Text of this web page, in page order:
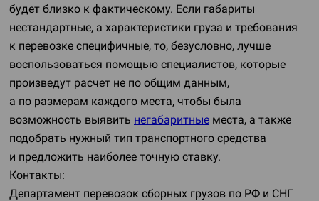
будет близко к фактическому. Если габариты
нестандартные, а характеристики груза и требования
к перевозке специфичные, то, безусловно, лучше
воспользоваться помощью специалистов, которые
произведут расчет не по общим данным,
а по размерам каждого места, чтобы была
возможность выявить негабаритные места, а также
подобрать нужный тип транспортного средства
и предложить наиболее точную ставку.
Контакты:
Департамент перевозок сборных грузов по РФ и СНГ